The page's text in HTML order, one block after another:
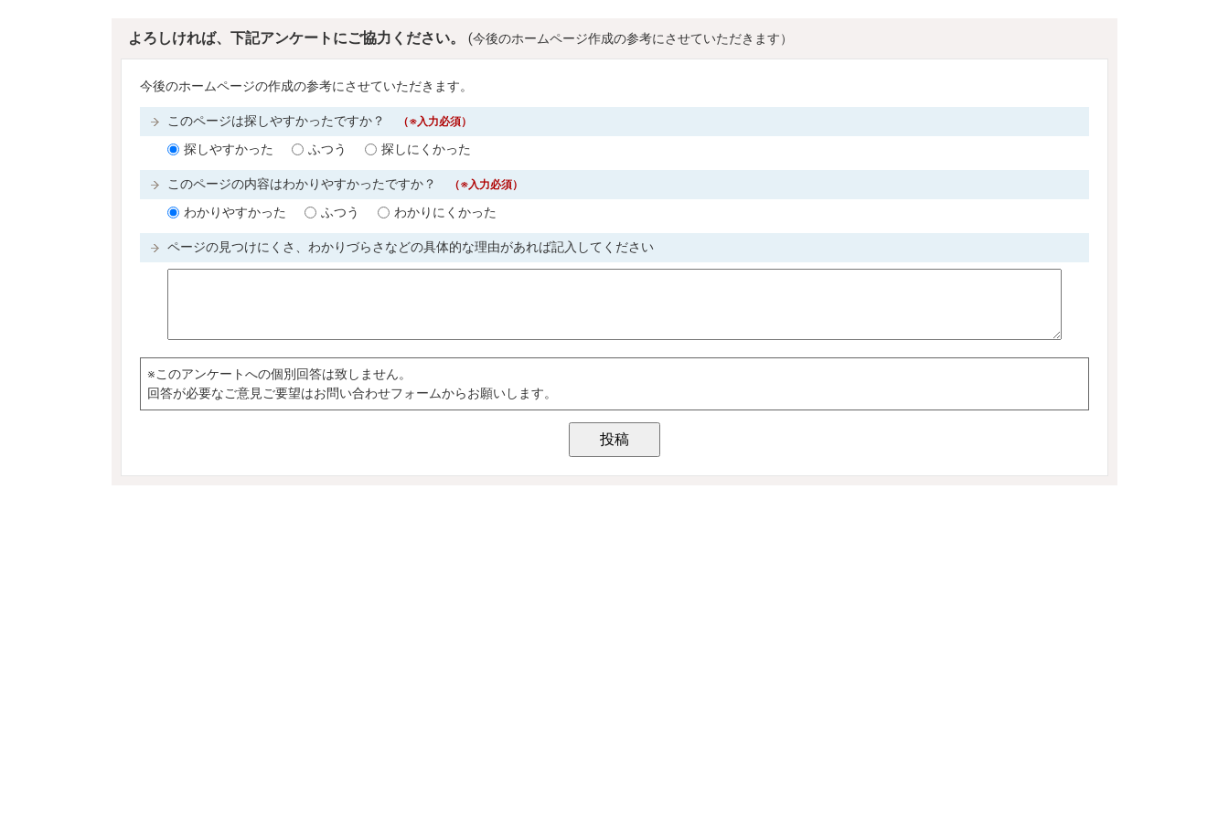
よろしければ、下記アンケートにご協力ください。 (今後のホームページ作成の参考にさせていただきます）
今後のホームページの作成の参考にさせていただきます。
このページは探しやすかったですか？ （※入力必須）
探しやすかった ふつう 探しにくかった
このページの内容はわかりやすかったですか？ （※入力必須）
わかりやすかった ふつう わかりにくかった
ページの見つけにくさ、わかりづらさなどの具体的な理由があれば記入してください
※このアンケートへの個別回答は致しません。
回答が必要なご意見ご要望はお問い合わせフォームからお願いします。